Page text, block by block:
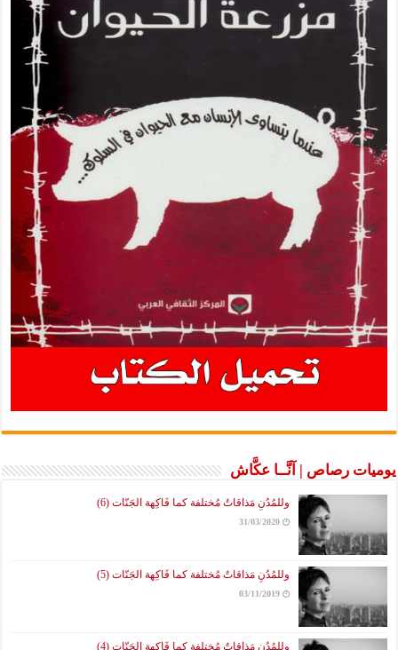
رصاص | آنَّــا عكَّاش
وللمُدُنِ مَذاقاتٌ مُختلفة كما فَاكِهة الجَنّات (6)
31/03/2020
وللمُدُنِ مَذاقاتٌ مُختلفة كما فَاكِهة الجَنّات (5)
03/11/2019
وللمُدُنِ مَذاقاتٌ مُختلفة كما فَاكِهة الجَنّات (4)